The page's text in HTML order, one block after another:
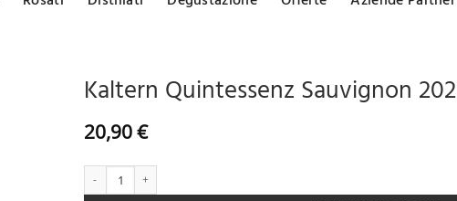
Kaltern Quintessenz Sauvignon
20,90€
Kaltern Quintessenz Sauvignon 2023 quantità